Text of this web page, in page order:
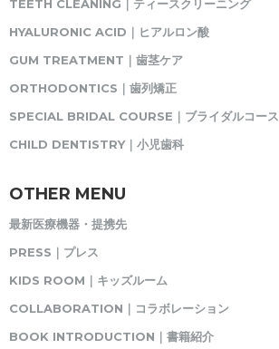
TEETH CLEANING｜ティースクリーニング
HYALURONIC ACID｜ヒアルロン酸
GUM TREATMENT｜歯茎ケア
ORTHODONTICS｜歯列矯正
SPECIAL BRIDAL COURSE｜ブライダルコース
CHILD DENTISTRY｜小児歯科
OTHER MENU
最新医療機器・提携先
PRESS｜プレス
KIDS ROOM｜キッズルーム
COLLABORATION｜コラボレーション
BOOK INTRODUCTION｜書籍紹介